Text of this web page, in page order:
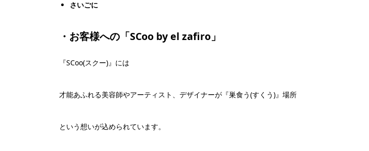
さいごに
・お客様への「SCoo by el zafiro」
『SCoo(スクー)』には
才能あふれる美容師やアーティスト、デザイナーが『巣食う(すくう)』場所
という想いが込められています。